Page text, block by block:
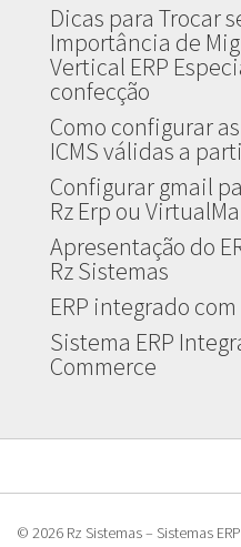
Dicas para Trocar
Importância de
Vertical ERP
confecção
Como configurar
ICMS válidas a
Configurar gmail
Rz Erp ou
Apresentação do
Rz Sistemas
ERP integrado
Sistema ERP
Commerce
© 2026 Rz Sistemas – Sistemas